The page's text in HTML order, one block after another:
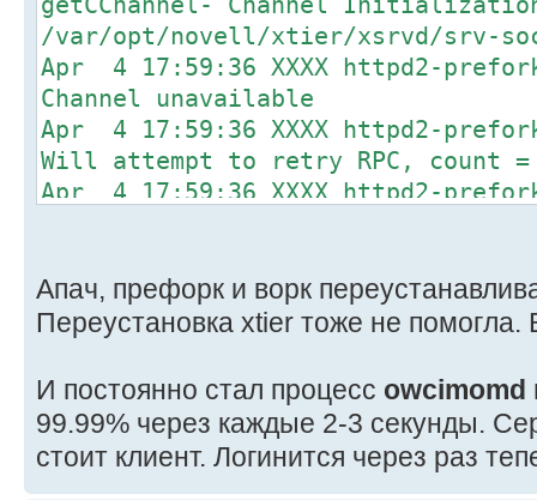
/var/opt/novell/xtier/xsrvd/srv-
Apr 4 17:59:36 XXXX httpd2-
Channel unavailable
Apr 4 17:59:36 XXXX httpd2-
Will attempt to retry RPC, count =
Apr 4 17:59:36 XXXX httpd2-
Apr 4 17:59:36 XXXX httpd2-
Connection creation failed, error
Apr 4 17:59:36 XXXX httpd2-
getCChannel- Channel
/var/opt/novell/xtier/xsrvd/srv-
Apr 4 17:59:36 XXXX httpd2-
Channel unavailable
Апач, префорк и ворк
Переустановка xtier тоже не помогла.
И постоянно стал процесс owcimomd
99.99% через каждые 2-3 секунды.
стоит клиент. Логинится через раз